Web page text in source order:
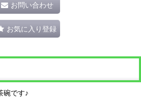
お問い合わせ
お気に入り登録
碗です♪